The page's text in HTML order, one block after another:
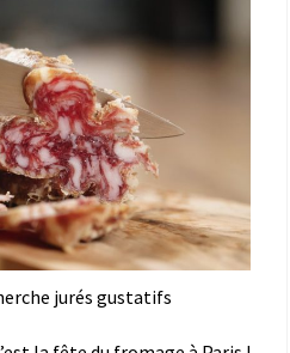
jurés gustatifs